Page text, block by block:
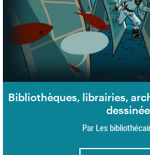
Bibliothèques, librairies,
Par Les